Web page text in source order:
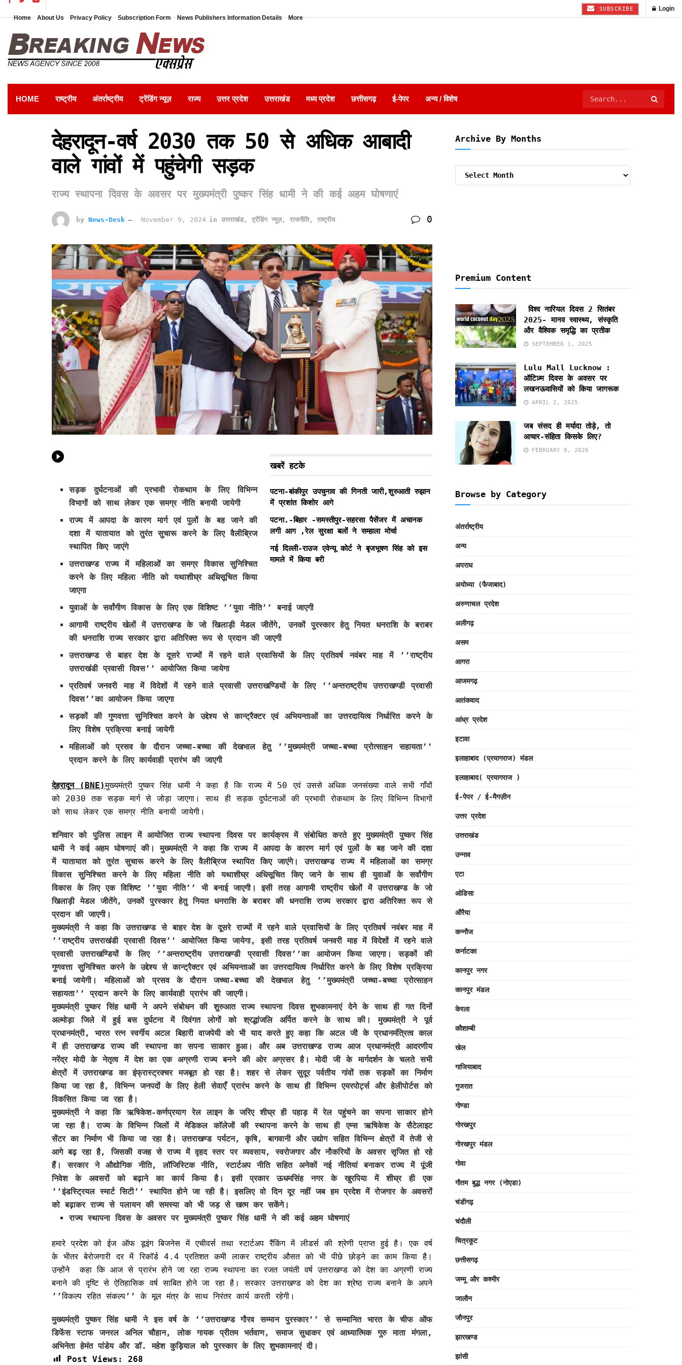
Home About Us Privacy Policy Subscription Form News Publishers Information Details More
SUBSCRIBE Login
HOME राष्ट्रीय अंतर्राष्ट्रीय ट्रेंडिंग न्यूज़ राज्य उत्तर प्रदेश उत्तराखंड मध्य प्रदेश छत्तीसगढ़ ई-पेपर अन्य / विशेष
देहरादून-वर्ष 2030 तक 50 से अधिक आबादी
वाले गांवों में पहुंचेगी सड़क
राज्य स्थापना दिवस के अवसर पर मुख्यमंत्री पुष्कर सिंह धामी ने की कई अहम घोषणाएं
by News-Desk November 9, 2024 in उत्तराखंड, ट्रेंडिंग न्यूज़, राजनीति, राष्ट्रीय 0
खबरें हटके
पटना-बांकीपुर उपचुनाव की गिनती जारी,शुरुआती रुझान
में प्रशांत किशोर आगे
पटना.-बिहार -समस्तीपुर-सहरसा पैसेंजर में अचानक
लगी आग ,रेल सुरक्षा बलों ने सम्हाला मोर्चा
नई दिल्ली-राउज एवेन्यू कोर्ट ने बृजभूषण सिंह को इस
मामले में किया बरी
सड़क दुर्घटनाओं की प्रभावी रोकथाम के लिए विभिन्न
विभागों को साथ लेकर एक समग्र नीति बनायी जायेगी
राज्य में आपदा के कारण मार्ग एवं पुलों के बह जाने की
दशा में यातायात को तुरंत सुचारू करने के लिए वैलीब्रिज
स्थापित किए जाएंगे
उत्तराखण्ड राज्य में महिलाओं का समग्र विकास सुनिश्चित
करने के लिए महिला नीति को यथाशीघ्र अधिसूचित किया
जाएगा
युवाओं के सर्वांगीण विकास के लिए एक विशिष्ट ’’युवा नीति’’ बनाई जाएगी
आगामी राष्ट्रीय खेलों में उत्तराखण्ड के जो खिलाड़ी मेडल जीतेंगे, उनकों पुरस्कार हेतु नियत धनराशि के बराबर
की धनराशि राज्य सरकार द्वारा अतिरिक्त रूप से प्रदान की जाएगी
उत्तराखण्ड से बाहर देश के दूसरे राज्यों में रहने वाले प्रवासियों के लिए प्रतिवर्ष नवंबर माह में ’’राष्ट्रीय
उत्तराखंडी प्रवासी दिवस’’ आयोजित किया जायेगा
प्रतिवर्ष जनवरी माह में विदेशों में रहने वाले प्रवासी उत्तराखण्डियों के लिए ’’अन्तराष्ट्रीय उत्तराखण्डी प्रवासी
दिवस’’का आयोजन किया जाएगा
सड़कों की गुणवत्ता सुनिश्चित करने के उद्देश्य से कान्ट्रैक्टर एवं अभियन्ताओं का उत्तरदायित्व निर्धारित करने के
लिए विशेष प्रक्रिया बनाई जायेगी
महिलाओं को प्रसव के दौरान जच्चा-बच्चा की देखभाल हेतु ’’मुख्यमंत्री जच्चा-बच्चा प्रोत्साहन सहायता’’
प्रदान करने के लिए कार्यवाही प्रारंभ की जाएगी
देहरादून (BNE)मुख्यमंत्री पुष्कर सिंह धामी ने कहा है कि राज्य में 50 एवं उससे अधिक जनसंख्या वाले सभी गाँवों
को 2030 तक सड़क मार्ग से जोड़ा जाएगा। साथ ही सड़क दुर्घटनाओं की प्रभावी रोकथाम के लिए विभिन्न विभागों
को साथ लेकर एक समग्र नीति बनायी जायेगी।
शनिवार को पुलिस लाइन में आयोजित राज्य स्थापना दिवस पर कार्यक्रम में संबोधित करते हुए मुख्यमंत्री पुष्कर सिंह
धामी ने कई अहम घोषणाएं की। मुख्यमंत्री ने कहा कि राज्य में आपदा के कारण मार्ग एवं पुलों के बह जाने की दशा
में यातायात को तुरंत सुचारू करने के लिए वैलीब्रिज स्थापित किए जाएंगे। उत्तराखण्ड राज्य में महिलाओं का समग्र
विकास सुनिश्चित करने के लिए महिला नीति को यथाशीघ्र अधिसूचित किए जाने के साथ ही युवाओं के सर्वांगीण
विकास के लिए एक विशिष्ट ’’युवा नीति’’ भी बनाई जाएगी। इसी तरह आगामी राष्ट्रीय खेलों में उत्तराखण्ड के जो
खिलाड़ी मेडल जीतेंगे, उनकों पुरस्कार हेतु नियत धनराशि के बराबर की धनराशि राज्य सरकार द्वारा अतिरिक्त रूप से
प्रदान की जाएगी।
मुख्यमंत्री ने कहा कि उत्तराखण्ड से बाहर देश के दूसरे राज्यों में रहने वाले प्रवासियों के लिए प्रतिवर्ष नवंबर माह में
’’राष्ट्रीय उत्तराखंडी प्रवासी दिवस’’ आयोजित किया जायेगा, इसी तरह प्रतिवर्ष जनवरी माह में विदेशों में रहने वाले
प्रवासी उत्तराखण्डियों के लिए ’’अन्तराष्ट्रीय उत्तराखण्डी प्रवासी दिवस’’का आयोजन किया जाएगा। सड़कों की
गुणवत्ता सुनिश्चित करने के उद्देश्य से कान्ट्रैक्टर एवं अभियन्ताओं का उत्तरदायित्व निर्धारित करने के लिए विशेष प्रक्रिया
बनाई जायेगी। महिलाओं को प्रसव के दौरान जच्चा-बच्चा की देखभाल हेतु ’’मुख्यमंत्री जच्चा-बच्चा प्रोत्साहन
सहायता’’ प्रदान करने के लिए कार्यवाही प्रारंभ की जाएगी।
मुख्यमंत्री पुष्कर सिंह धामी ने अपने संबोधन की शुरुआत राज्य स्थापना दिवस शुभकामनाएं देने के साथ ही गत दिनों
अल्मोड़ा जिले में हुई बस दुर्घटना में दिवंगत लोगों को श्रद्धांजलि अर्पित करने के साथ की। मुख्यमंत्री ने पूर्व
प्रधानमंत्री, भारत रत्न स्वर्गीय अटल बिहारी वाजपेयी को भी याद करते हुए कहा कि अटल जी के प्रधानमंत्रित्व काल
में ही उत्तराखण्ड राज्य की स्थापना का सपना साकार हुआ। और अब उत्तराखण्ड राज्य आज प्रधानमंत्री आदरणीय
नरेंद्र मोदी के नेतृत्व में देश का एक अग्रणी राज्य बनने की ओर अग्रसर है। मोदी जी के मार्गदर्शन के चलते सभी
क्षेत्रों में उत्तराखण्ड का इंफ्रास्ट्रक्चर मजबूत हो रहा है। शहर से लेकर सुदूर पर्वतीय गांवों तक सड़कों का निर्माण
किया जा रहा है, विभिन्न जनपदों के लिए हेली सेवाएँ प्रारंभ करने के साथ ही विभिन्न एयरपोर्ट्स और हेलीपोर्टस को
विकसित किया जा रहा है।
मुख्यमंत्री ने कहा कि ऋषिकेश-कर्णप्रयाग रेल लाइन के जरिए शीघ्र ही पहाड़ में रेल पहुंचने का सपना साकार होने
जा रहा है। राज्य के विभिन्न जिलों में मेडिकल कॉलेजों की स्थापना करने के साथ ही एम्स ऋषिकेश के सैटेलाइट
सेंटर का निर्माण भी किया जा रहा है। उत्तराखण्ड पर्यटन, कृषि, बागवानी और उद्योग सहित विभिन्न क्षेत्रों में तेजी से
आगे बढ़ रहा है, जिसकी वजह से राज्य में वृहद स्तर पर व्यवसाय, स्वरोजगार और नौकरियों के अवसर सृजित हो रहे
हैं। सरकार ने औद्योगिक नीति, लॉजिस्टिक नीति, स्टार्टअप नीति सहित अनेकों नई नीतियां बनाकर राज्य में पूंजी
निवेश के अवसरों को बढ़ाने का कार्य किया है। इसी प्रकार ऊधमसिंह नगर के खुरपिया में शीघ्र ही एक
’’इंडस्ट्रियल स्मार्ट सिटी’’ स्थापित होने जा रही है। इसलिए वो दिन दूर नहीं जब हम प्रदेश में रोजगार के अवसरों
को बढ़ाकर राज्य से पलायन की समस्या को भी जड़ से खत्म कर सकेंगे।
राज्य स्थापना दिवस के अवसर पर मुख्यमंत्री पुष्कर सिंह धामी ने की कई अहम घोषणाएं
हमारे प्रदेश को ईज ऑफ डूइंग बिजनेस में एचीवर्स तथा स्टार्टअप रैंकिंग में लीडर्स की श्रेणी प्राप्त हुई है। एक वर्ष
के भीतर बेरोजगारी दर में रिकॉर्ड 4.4 प्रतिशत कमी लाकर राष्ट्रीय औसत को भी पीछे छोड़ने का काम किया है।
उन्होंने कहा कि आज से प्रारंभ होने जा रहा राज्य स्थापना का रजत जयंती वर्ष उत्तराखण्ड को देश का अग्रणी राज्य
बनाने की दृष्टि से ऐतिहासिक वर्ष साबित होने जा रहा है। सरकार उत्तराखण्ड को देश का श्रेष्ठ राज्य बनाने के अपने
’’विकल्प रहित संकल्प’’ के मूल मंत्र के साथ निरंतर कार्य करती रहेगी।
मुख्यमंत्री पुष्कर सिंह धामी ने इस वर्ष के ’’उत्तराखण्ड गौरव सम्मान पुरस्कार’’ से सम्मानित भारत के चीफ ऑफ
डिफेंस स्टाफ जनरल अनिल चौहान, लोक गायक प्रीतम भर्तवाण, समाज सुधाकर एवं आध्यात्मिक गुरु माता मंगला,
अभिनेता हेमंत पांडेय और डॉ. महेश कुड़ियाल को पुरस्कार के लिए शुभकामनाएं दी।
Post Views:
268
Archive By Months
Premium Content
विश्व नारियल दिवस 2 सितंबर
2025- मानव स्वास्थ्य, संस्कृति
और वैश्विक समृद्धि का प्रतीक
SEPTEMBER 1, 2025
Lulu Mall Lucknow :
ऑटिज़्म दिवस के अवसर पर
लखनऊवासियों को किया जागरूक
APRIL 2, 2025
जब संसद ही मर्यादा तोड़े, तो
आचार-संहिता किसके लिए?
FEBRUARY 8, 2026
Browse by Category
अंतर्राष्ट्रीय
अन्य
अपराध
अयोध्या (फैजाबाद)
अरुणाचल प्रदेश
अलीगढ़
असम
आगरा
आजमगढ़
आतंकवाद
आंध्र प्रदेश
इटावा
इलाहाबाद (प्रयागराज) मंडल
इलाहाबाद( प्रयागराज )
ई-पेपर / ई-मैगज़ीन
उत्तर प्रदेश
उत्तराखंड
उन्नाव
एटा
ओडिसा
औरैया
कन्नौज
कर्नाटका
कानपुर नगर
कानपुर मंडल
केरला
कौशाम्बी
खेल
गाजियाबाद
गुजरात
गोण्डा
गोरखपुर
गोरखपुर मंडल
गोवा
गौतम बुद्ध नगर (नोएडा)
चंडीगढ़
चंदौली
चित्रकूट
छत्तीसगढ़
जम्मू और कश्मीर
जालौन
जौनपुर
झारखण्ड
झांसी